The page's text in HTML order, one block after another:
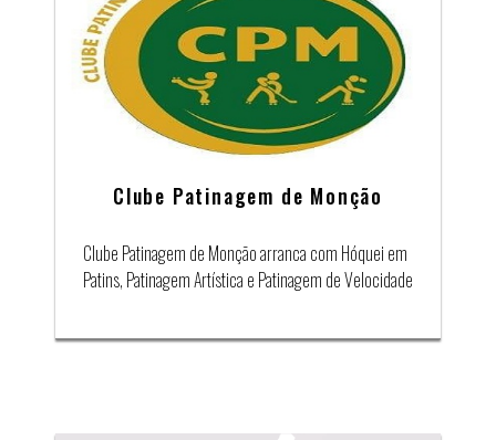
Clube Patinagem de Monção
Clube Patinagem de Monção arranca com Hóquei em
Patins, Patinagem Artística e Patinagem de Velocidade